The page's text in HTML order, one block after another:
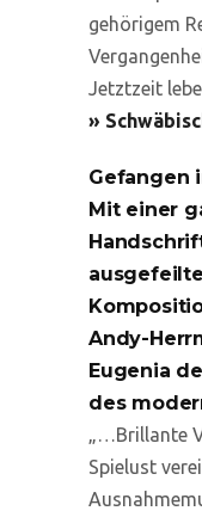
gehörigem
Jetztzeit
»
Gefangen
Mit einer
Andy-
Eugenia
des
„…Brillante
Spielust